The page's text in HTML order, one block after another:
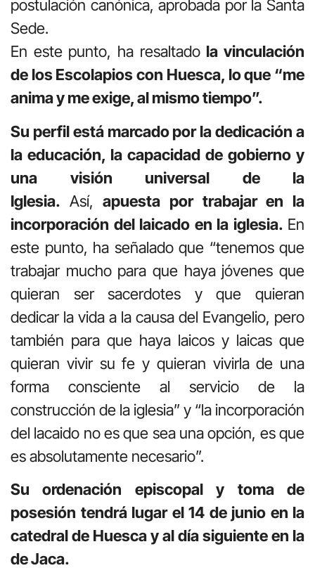
postulación canónica, aprobada por la Santa
Sede.
En este punto, ha resaltado la vinculación
de los Escolapios con Huesca, lo que “me
anima y me exige, al mismo tiempo”.
Su perfil está marcado por la dedicación a
la educación, la capacidad de gobierno y
una visión universal de la
Iglesia. Así,apuesta por trabajar en la
incorporación del laicado en la iglesia. En
este punto, ha señalado que “tenemos que
trabajar mucho para que haya jóvenes que
quieran ser sacerdotes y que quieran
dedicar la vida a la causa del Evangelio, pero
también para que haya laicos y laicas que
quieran vivir su fe y quieran vivirla de una
forma consciente al servicio de la
construcción de la iglesia” y “la incorporación
del lacaido no es que sea una opción, es que
es absolutamente necesario”.
Su ordenación episcopal y toma de
posesión tendrá lugar el 14 de junio en la
catedral de Huesca y al día siguiente en la
de Jaca.